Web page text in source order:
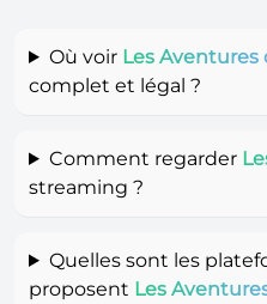
Où voir Les Aventures
complet et légal ?
Comment regarder
streaming ?
Quelles sont les
proposent Les